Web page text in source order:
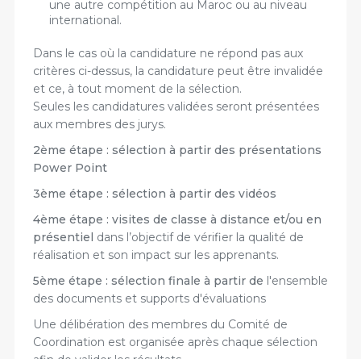
une autre compétition au Maroc ou au niveau
international.
Dans le cas où la candidature ne répond pas aux
critères ci-dessus, la candidature peut être invalidée
et ce, à tout moment de la sélection.
Seules les candidatures validées seront présentées
aux membres des jurys.
2ème étape : sélection à partir des présentations
Power Point
3ème étape : sélection à partir des vidéos
4ème étape : visites de classe à distance et/ou en
présentiel dans l’objectif de vérifier la qualité de
réalisation et son impact sur les apprenants.
5ème étape : sélection finale à partir de l'ensemble
des documents et supports d'évaluations
Une délibération des membres du Comité de
Coordination est organisée après chaque sélection